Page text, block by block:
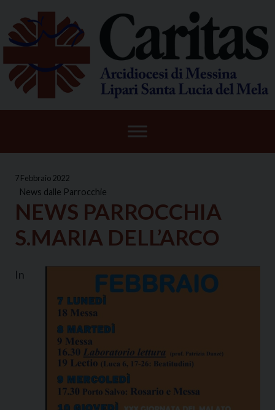
content
7 Febbraio 2022
News dalle Parrocchie
NEWS PARROCCHIA
S.MARIA DELL’ARCO
In